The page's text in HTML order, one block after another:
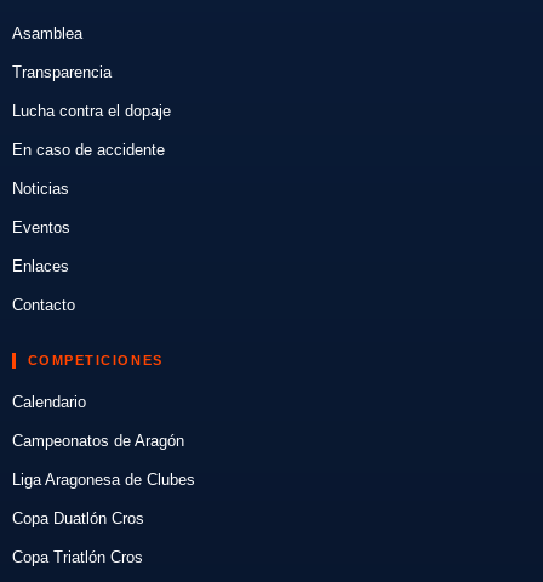
Asamblea
Transparencia
Lucha contra el dopaje
En caso de accidente
Noticias
Eventos
Enlaces
Contacto
COMPETICIONES
Calendario
Campeonatos de Aragón
Liga Aragonesa de Clubes
Copa Duatlón Cros
Copa Triatlón Cros